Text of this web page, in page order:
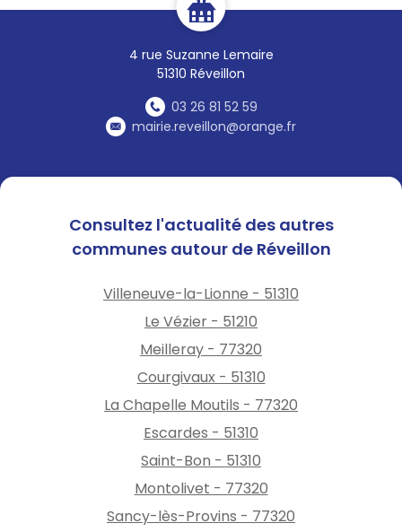
4 rue Suzanne Lemaire
51310 Réveillon
03 26 81 52 59
mairie.reveillon@orange.fr
Consultez l'actualité des autres
communes autour de Réveillon
Villeneuve-la-Lionne - 51310
Le Vézier - 51210
Meilleray - 77320
Courgivaux - 51310
La Chapelle Moutils - 77320
Escardes - 51310
Saint-Bon - 51310
Montolivet - 77320
Sancy-lès-Provins - 77320